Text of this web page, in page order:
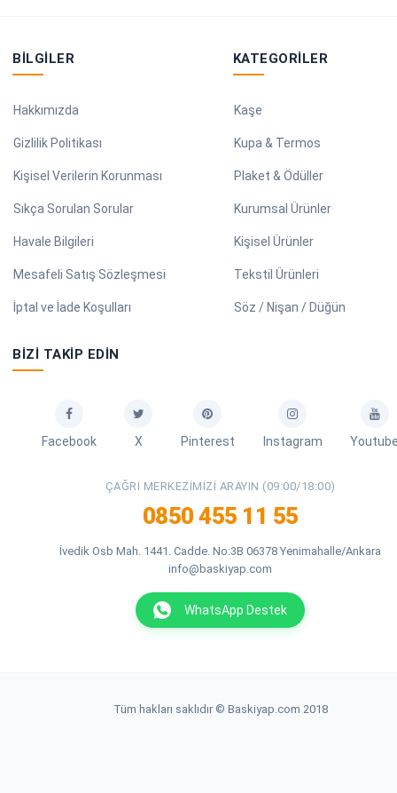
BILGILER
Hakkımızda
Gizlilik Politikası
Kişisel Verilerin Korunması
Sıkça Sorulan Sorular
Havale Bilgileri
Mesafeli Satış Sözleşmesi
İptal ve İade Koşulları
KATEGORILER
Kaşe
Kupa & Termos
Plaket & Ödüller
Kurumsal Ürünler
Kişisel Ürünler
Tekstil Ürünleri
Söz / Nişan / Düğün
BIZI TAKIP EDIN
Facebook X Pinterest Instagram
ÇAĞRI MERKEZIMIZI ARAYIN (09:00/18:00)
0850 455 11 55
İvedik Osb Mah. 1441. Cadde. No:3B 06378 Yenimahalle/Ankara
info@baskiyap.com
WhatsApp Destek
Tüm hakları saklıdır © Baskiyap.com 2018